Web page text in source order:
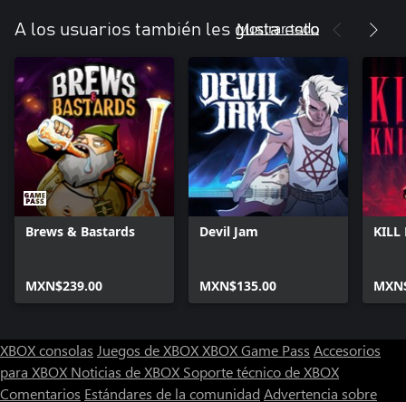
A los usuarios también les gusta esto
Mostrar todo
Brews & Bastards
MXN$239.00
Devil Jam
MXN$135.00
KILL
XBOX consolas Juegos de XBOXXBOX Game Pass Accesorios
para XBOX Noticias de XBOX Soporte técnico de XBOX
Comentarios Estándares de la comunidad Advertencia sobre